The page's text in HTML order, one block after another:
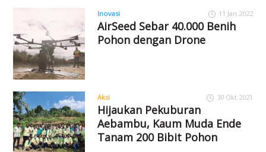
Inovasi 11 Jan 2022
AirSeed Sebar 40.000 Benih
Pohon dengan Drone
Aksi 30 Okt 2021
Hijaukan Pekuburan
Aebambu, Kaum Muda Ende
Tanam 200 Bibit Pohon